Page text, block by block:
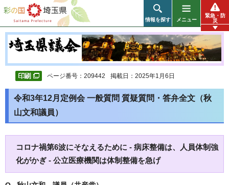
彩の国 埼玉県
情報を探す メニュー
緊急・防
災
ページ番号：209442 掲載日：2025年1月6日
令和3年12月定例会 一般質問 質疑質問・答弁全文（秋
山文和議員）
コロナ禍第6波にそなえるために - 病床整備は、人員体制強
化がかぎ - 公立医療機関は体制整備を急げ